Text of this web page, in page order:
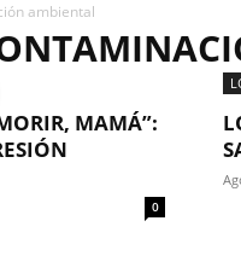
ambiental
MAMÁ”:
0